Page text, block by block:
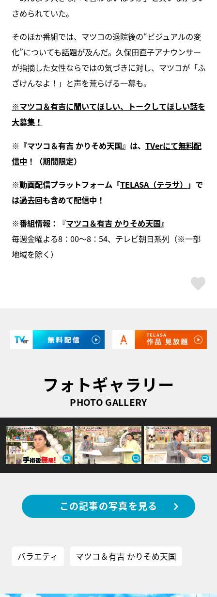
さめられていた。
そのほか番組では、マツコの退院後の“ビジュアルの変
化”についても話題が及んだ。久保田直子アナウンサー
が指摘した女性ならではの気づきに対し、マツコが「ふ
ざけんなよ！」と声を荒らげる一幕も。
※マツコ＆有吉に聞いてほしい、トークしてほしい話を
大募集！
※『マツコ＆有吉 かりそめ天国』は、 TVerにて無料配
信中 ！（期間限定）
※動画配信プラットフォーム「TELASA（テラサ） 」で
は過去回も含めて配信中！
※番組情報：『マツコ＆有吉 かりそめ天国』
毎週金曜よる8：00～8：54、テレビ朝日系列（※一部
地域を除く）
フォトギャラリー
PHOTO GALLERY
この記事の写真を見る
バラエティ マツコ＆有吉 かりそめ天国